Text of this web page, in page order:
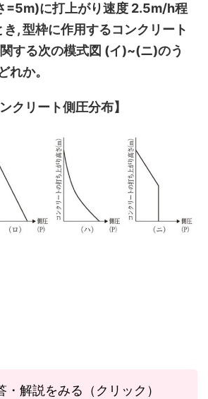
=5m)に打上がり速度 2.5m/h程
, 型枠に作用するコンクリート
する次の模式図 (イ)~(ニ)のう
れか。
ンクリート側圧分布】
解説をみる（クリック）